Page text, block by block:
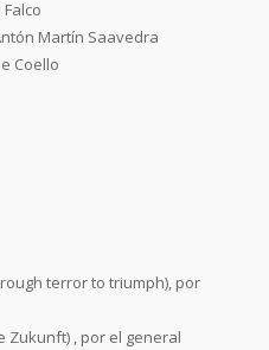
Martín Saavedra
Coello
terror to triumph), por
Zukunft) , por el general